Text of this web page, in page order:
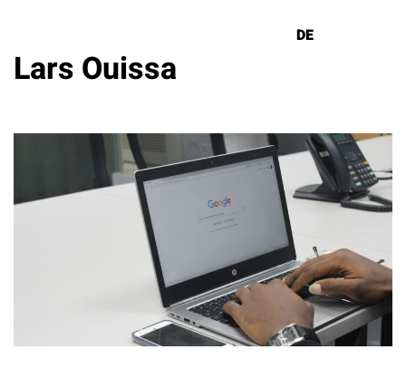
DE
Über uns
Kontakt
Lars Ouissa